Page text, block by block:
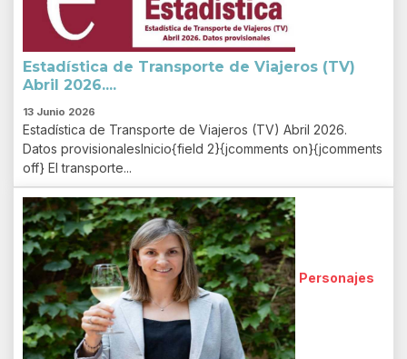
Estadística de Transporte de Viajeros (TV)
Abril 2026....
13 Junio 2026
Estadística de Transporte de Viajeros (TV) Abril 2026.
Datos provisionalesInicio{field 2}{jcomments on}{jcomments
off} El transporte...
Personajes